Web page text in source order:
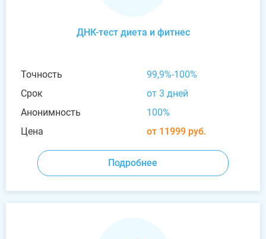
ДНК-тест диета и фитнес
Точность
99,9%-100%
Срок
от 3 дней
Анонимность
100%
Цена
от 11999 руб.
Подробнее